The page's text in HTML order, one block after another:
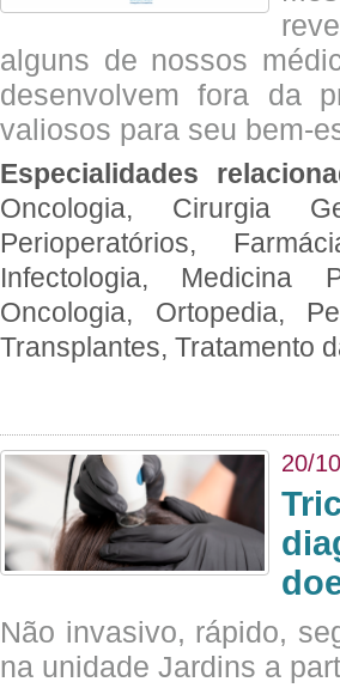
alguns de nossos
desenvolvem fora da
valiosos para seu bem-
Especialidades
Oncologia, Cirurgia
Perioperatórios,
Infectologia, Medicina
Oncologia, Ortopedia,
Transplantes, Tratamento
20/
Não invasivo, rápido,
na unidade Jardins a